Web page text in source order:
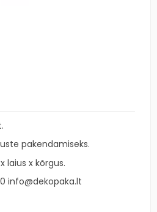
pakendamiseks.
laius x kõrgus.
info@dekopaka.lt